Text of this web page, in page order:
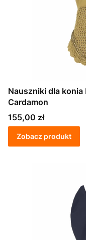
Nauszniki dla konia
Cardamon
Cena
155,00 zł
Zobacz produkt